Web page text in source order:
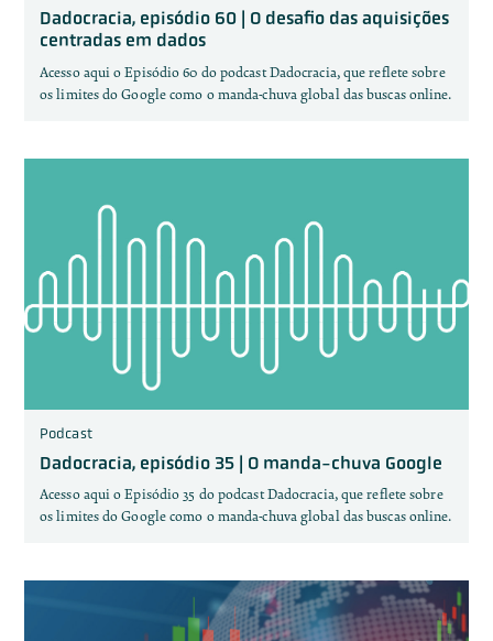
Dadocracia, episódio 60 | O desafio das aquisições
centradas em dados
Acesso aqui o Episódio 60 do podcast Dadocracia, que reflete sobre
os limites do Google como o manda-chuva global das buscas online.
Podcast
Dadocracia, episódio 35 | O manda-chuva Google
Acesso aqui o Episódio 35 do podcast Dadocracia, que reflete sobre
os limites do Google como o manda-chuva global das buscas online.